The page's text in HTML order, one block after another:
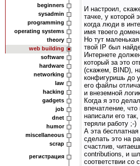
beginners
sysadmin
programming
operating systems
theory
web building
software
hardware
networking
law
hacking
gadgets
job
dnet
humor
miscellaneous
scrap
регистрация
И настроил,
тачке, у которой
когда люди в
имя твоего
Но тут
твой IP был
Интернете
который за это
(скажем, BIND),
конфигуришь до
его файлы
и внеземной
Когда я это
впечатление,
написали его
теряли работу ;-)
А эта
сделать это на
счастлив,
contributions, и
соответствии со